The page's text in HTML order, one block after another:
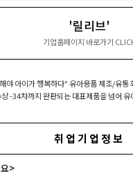
'릴리브'
기업홈페이지 바로가기
야 아이가 행복하다" 유아용품 제조/유통
상 -34차까지 완판되는 대표제품을 넘어
취업기업정보
>